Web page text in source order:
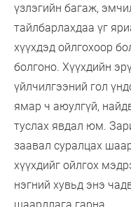
үзлэгийн багаж,
тайлбарлахдаа үг
хүүхдэд ойлгохоор
болгоно. Хүүхдийн
үйлчилгээний гол
ямар ч аюулгүй,
туслах явдал юм.
заавал суралцах
хүүхдийг ойлгох
нэгний хувьд энэ